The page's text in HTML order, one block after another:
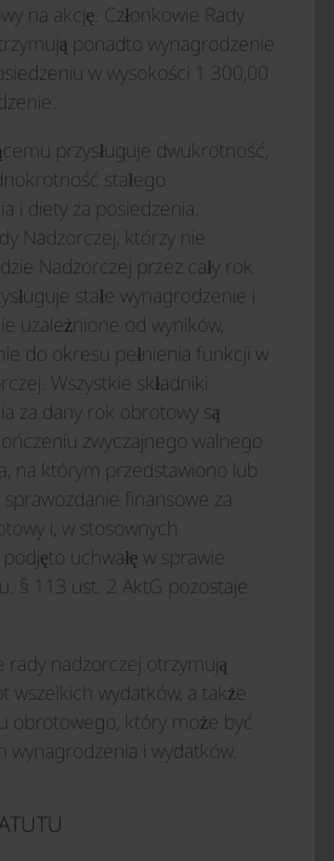
na akcję. Członkowie Rady
ponadto wynagrodzenie
w wysokości 1 300,00
przysługuje dwukrotność,
stałego
i diety za posiedzenia.
Nadzorczej, którzy nie
Nadzorczej przez cały rok
stałe wynagrodzenie i
uzależnione od wyników,
do okresu pełnienia funkcji w
Wszystkie składniki
za dany rok obrotowy są
zwyczajnego walnego
na którym przedstawiono lub
finansowe za
i, w stosownych
uchwałę w sprawie
§ 113 ust. 2 AktG pozostaje
rady nadzorczej otrzymują
wszelkich wydatków, a także
obrotowego, który może być
wynagrodzenia i wydatków.